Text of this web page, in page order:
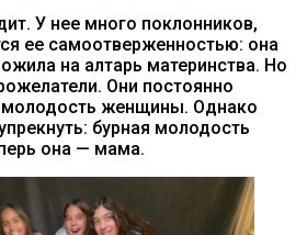
У нее много поклонников,
ее самоотверженностью: она
на алтарь материнства. Но
Они постоянно
женщины. Однако
бурная молодость
она — мама.